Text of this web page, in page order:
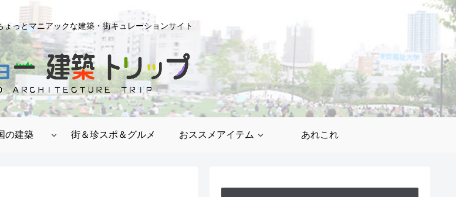
ょっとマニアックな建築・街キュレーションサイト
の建築 街＆珍スポ＆グルメ おススメアイテム あれこれ